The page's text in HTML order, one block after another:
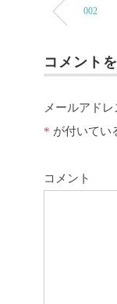
002
コメント
メールアド
* が付いてい
コメント